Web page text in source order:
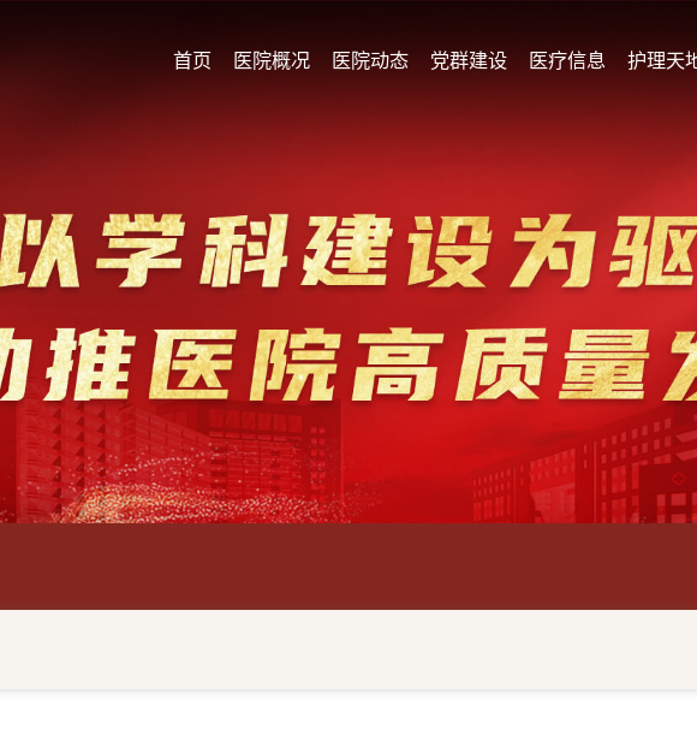
首页 医院概况 医院动态 党群建设 医疗信息 护理天